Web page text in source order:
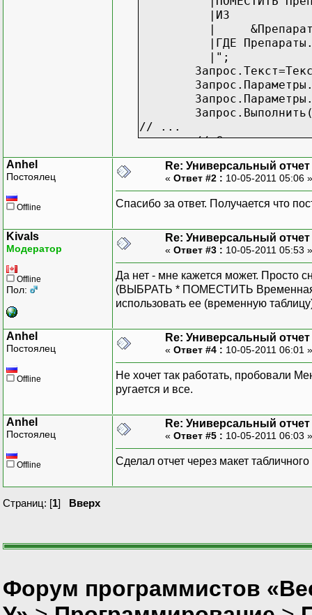
|
|
|
|
|
|
|
|
|
|
|
|
|
|
|
|
|
|
|
|
|
|
|
|
|
|
|
|
|
|ИЗ
|
|ГДЕ
|";
// ...
// Сведем
ТекстЗапроса =
"ВЫБРАТЬ
|
|
|
|ПОМЕСТИТЬ
|ИЗ
|
|
|
|
|
|
Anhel
Постоялец
Offline
Re: Универсальный отчет
« Ответ #2 : 10-05-2011 05:06
Спасибо за ответ. Получается что
Kivals
Модератор
Offline
Пол:
Re: Универсальный отчет
« Ответ #3 : 10-05-2011 05:53
Да нет - мне кажется может. Просто
(ВЫБРАТЬ * ПОМЕСТИТЬ
использовать ее (временную
Anhel
Постоялец
Offline
Re: Универсальный отчет
« Ответ #4 : 10-05-2011 06:01
Не хочет так работать, пробовали
ругается и все.
Anhel
Постоялец
Offline
Re: Универсальный отчет
« Ответ #5 : 10-05-2011 06:03
Сделал отчет через макет
Страниц: [1] Вверх
Форум программистов